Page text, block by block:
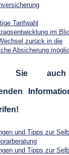
Tarifwahl
im
zurück in die
Absicherung
Sie
und Tipps zur
und Tipps zur